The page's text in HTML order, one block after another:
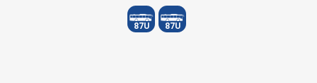
87U 87U